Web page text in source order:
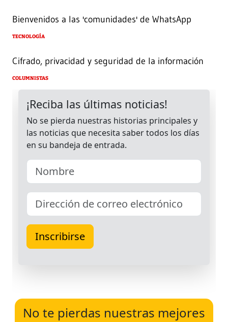
Bienvenidos a las 'comunidades' de WhatsApp
TECNOLOGÍA
Cifrado, privacidad y seguridad de la información
COLUMNISTAS
No te pierdas nuestras mejores